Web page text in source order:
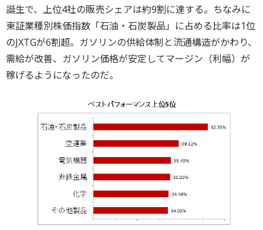
誕生で、上位4社の販売シェアは約9割に達する。ちなみに
東証業種別株価指数「石油・石炭製品」に占める比率は1位
のJXTGが6割超。ガソリンの供給体制と流通構造がかわり、
需給が改善、ガソリン価格が安定してマージン（利幅）が
稼げるようになったのだ。